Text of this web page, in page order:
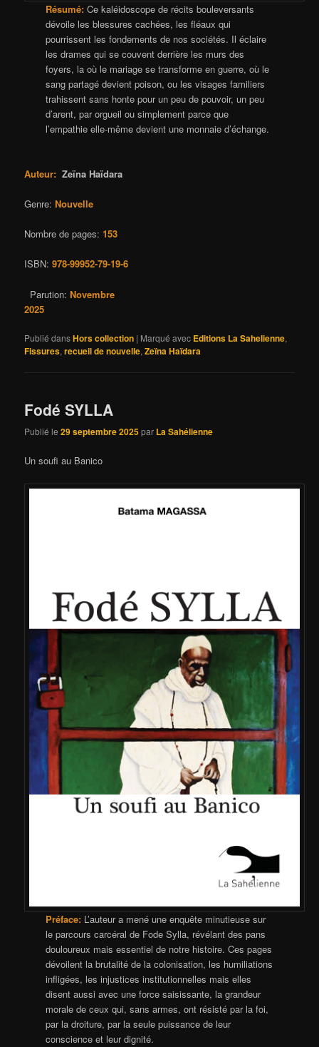
Résumé: Ce kaléidoscope de récits bouleversants
dévoile les blessures cachées, les fléaux qui
pourrissent les fondements de nos sociétés. Il éclaire
les drames qui se couvent derrière les murs des
foyers, la où le mariage se transforme en guerre, où le
sang partagé devient poison, ou les visages familiers
trahissent sans honte pour un peu de pouvoir, un peu
d’arent, par orgueil ou simplement parce que
l’empathie elle-même devient une monnaie d’échange.
Auteur: Zeïna Haïdara
Genre:Nouvelle
Nombre de pages:153
ISBN:978-99952-79-19-6
Parution:Novembre
2025
Publié dansHors collection | Marqué avec Editions La Sahelienne,
Fissures,recueil de nouvelle,Zeïna Haïdara
Fodé SYLLA
Publié le29 septembre 2025par La Sahélienne
Un soufi au Banico
Préface: L’auteur a mené une enquête minutieuse sur
le parcours carcéral de Fode Sylla, révélant des pans
douloureux mais essentiel de notre histoire. Ces pages
dévoilent la brutalité de la colonisation, les humiliations
infligées, les injustices institutionnelles mais elles
disent aussi avec une force saisissante, la grandeur
morale de ceux qui, sans armes, ont résisté par la foi,
par la droiture, par la seule puissance de leur
conscience et leur dignité.